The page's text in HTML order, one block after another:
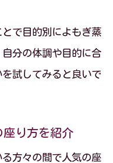
で目的別によもぎ蒸
分の体調や目的に合
試してみると良いで
座り方を紹介
方々の間で人気の座